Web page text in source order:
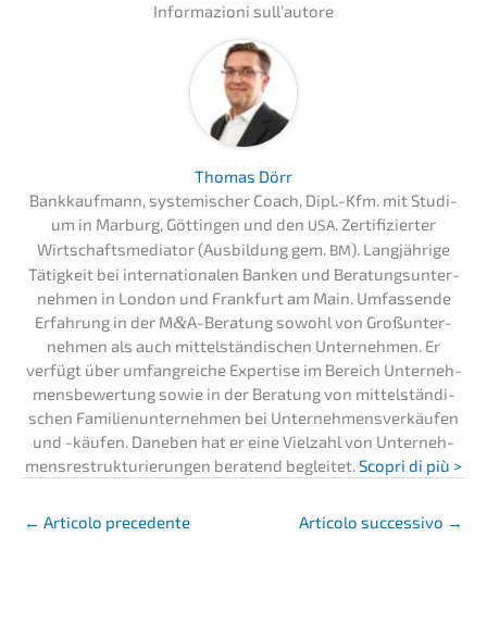
Infor­ma­zio­ni sull’autore
Thomas Dörr
Bankkauf­mann, syste­mi­scher Coach, Dipl.-Kfm. mit Studi­
um in Marburg, Göttin­gen und den USA. Zerti­fi­zier­ter
Wirtschafts­me­dia­tor (Ausbil­dung gem. BM). Langjäh­ri­ge
Tätig­keit bei inter­na­tio­na­len Banken und Beratungs­un­ter­
neh­men in London und Frank­furt am Main. Umfas­sen­de
Erfah­rung in der M&A-Beratung sowohl von Großun­ter­
neh­men als auch mittel­stän­di­schen Unter­neh­men. Er
verfügt über umfang­rei­che Exper­ti­se im Bereich Unter­neh­
mens­be­wer­tung sowie in der Beratung von mittel­stän­di­
schen Famili­en­un­ter­neh­men bei Unter­neh­mens­ver­käu­fen
und -käufen. Daneben hat er eine Vielzahl von Unter­neh­
mens­re­struk­tu­rie­run­gen beratend beglei­tet.Scopri di più >
← Artico­lo precedente Artico­lo succes­si­vo →